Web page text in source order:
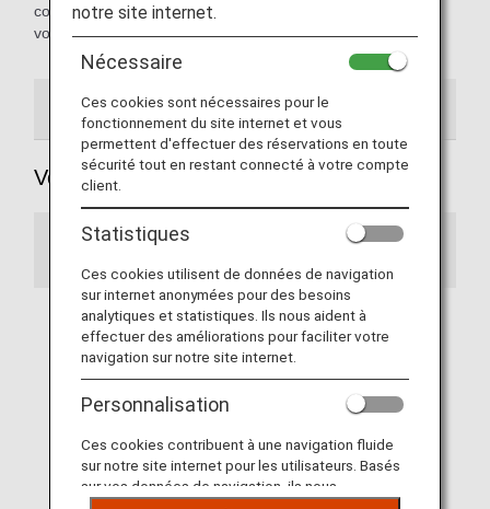
compagnie aérienne qui opère le vol est communiqué aux
voyageurs au moment de la réservation.
Vols intérieurs japonais Vols internationaux
Vols intérieurs japonais
Sur les vols intérieurs japonais en partage de
code, opérés par une compagnie aérienne
partenaire, seuls les adhérents ANA Mileage
Club sont éligibles au cumul de miles et
peuvent profiter des services réservés aux
membres Premium. (À compter du 19 mai)
notre site internet.
Nécessaire
Ces cookies sont nécessaires pour le
fonctionnement du site internet et vous
permettent d'effectuer des réservations en toute
sécurité tout en restant connecté à votre compte
client.
Statistiques
Ces cookies utilisent de données de navigation
sur internet anonymées pour des besoins
analytiques et statistiques. Ils nous aident à
effectuer des améliorations pour faciliter votre
navigation sur notre site internet.
Personnalisation
Ces cookies contribuent à une navigation fluide
sur notre site internet pour les utilisateurs. Basés
sur vos données de navigation, ils nous